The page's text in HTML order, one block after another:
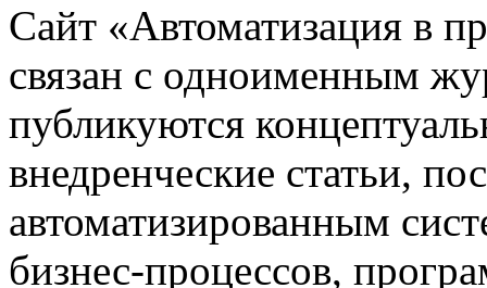
Сайт «Автоматизация в
связан с одноименным
публикуются
внедренческие статьи,
автоматизированным
бизнес-процессов,